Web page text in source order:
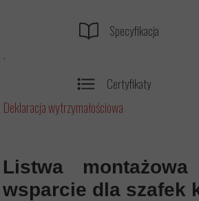
Deklaracja wytrzymałościowa
.
Certyfikaty
Specyfikacja
Listwa
wsparcie dla szafek